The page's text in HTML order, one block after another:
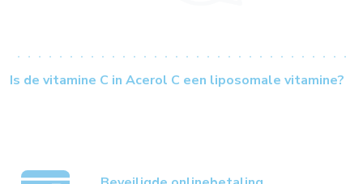
Is de vitamine C in Acerol C een liposomale vitamine?